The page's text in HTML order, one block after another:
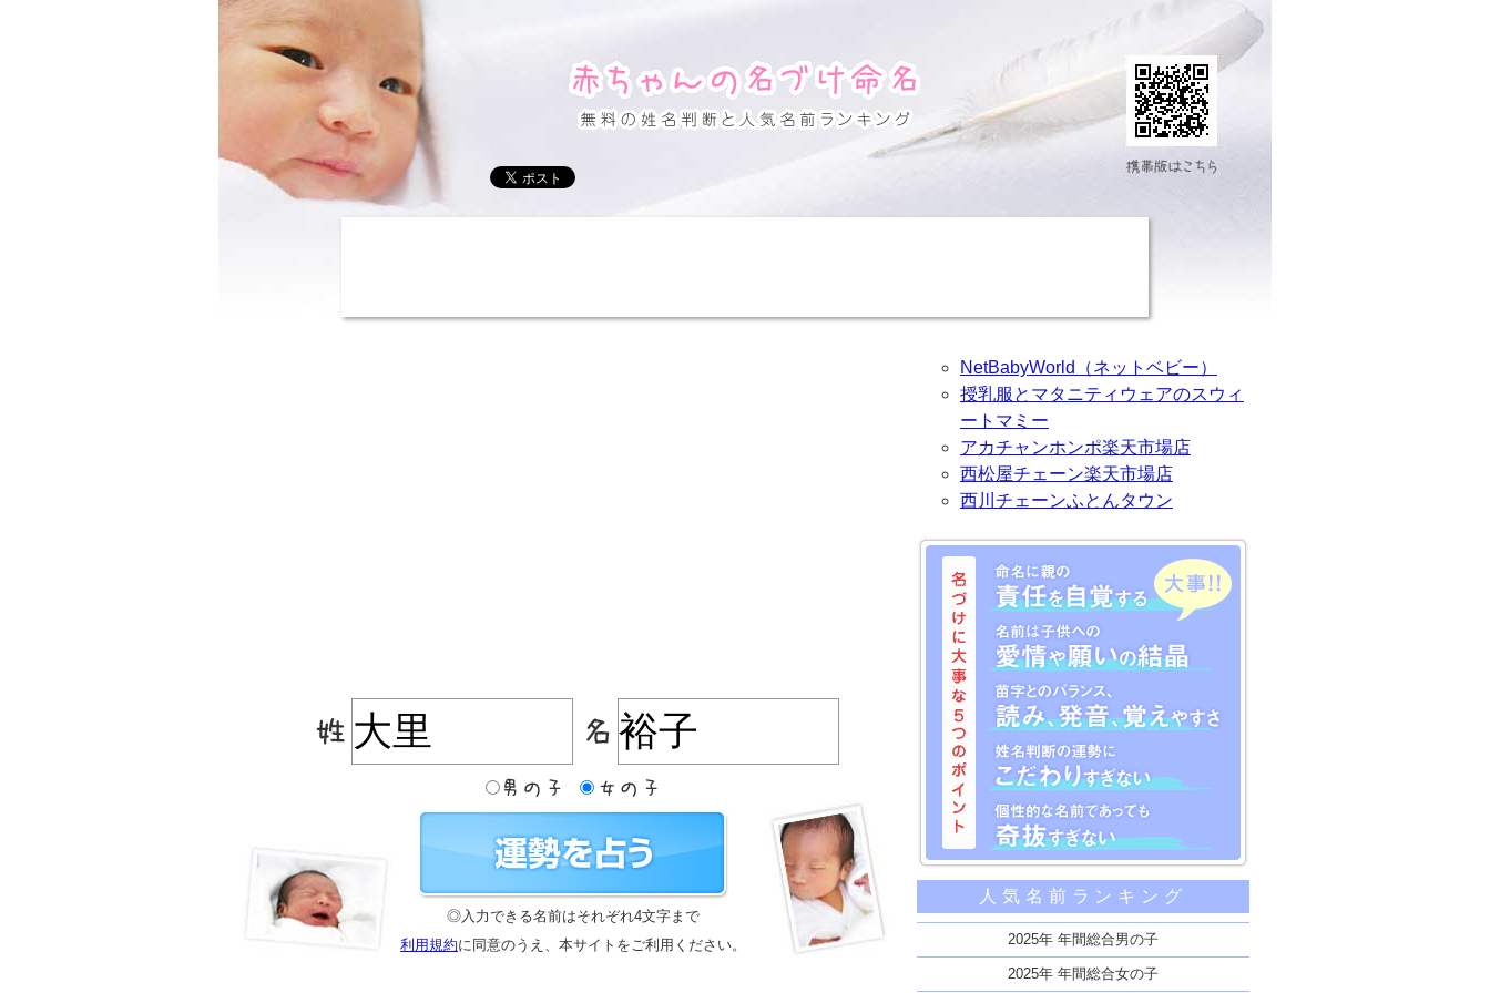
◎入力できる名前はそれぞれ4文字まで
利用規約に同意のうえ、本サイトをご利用ください。
NetBabyWorld（ネットベビー）
授乳服とマタニティウェアのスウィ
ートマミー
アカチャンホンポ楽天市場店
西松屋チェーン楽天市場店
西川チェーンふとんタウン
名づけに大事な5つのポイント
命名に親の責任を自覚する
名前は子供への愛情や願いの結晶
苗字とのバランス、読み、発音、覚えやすさ
姓名判断の運勢にこだわりすぎない
人気名前ランキング
2025年 年間総合男の子
2025年 年間総合女の子